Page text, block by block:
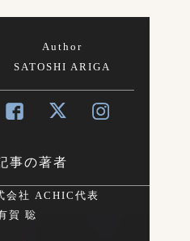
Author
SATOSHI ARIGA
事の著者
会社 ACHIC代表
賀 聡